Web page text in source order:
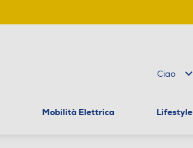
Ciao
Mobilità Elettrica Lifestyle